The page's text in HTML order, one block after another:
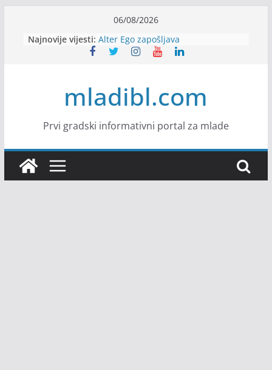
content
06/08/2026
Najnovije vijesti: Alter Ego zapošljava
Sjajna arhitektonska praksa u
Veranda zapošljava
Body Factory zapošljava
mladibl.com
Prvi gradski informativni portal za mlade